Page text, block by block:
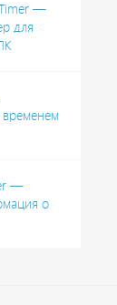
—
для
—
о